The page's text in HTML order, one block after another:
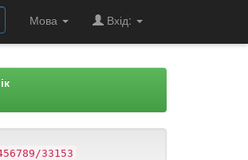
Мова Вхід:
33153